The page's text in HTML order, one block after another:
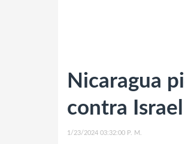
Nicaragua
contra
1/23/2024 03:32:00 P. M.